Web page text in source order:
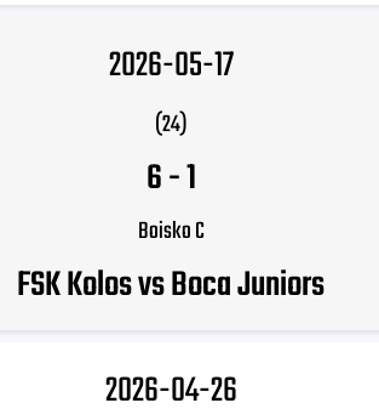
2026-05-17
(24)
6-1
Boisko C
FSK Kolos vs Boca Juniors
2026-04-26